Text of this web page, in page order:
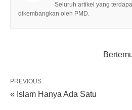
Seluruh artikel yang
dikembangkan oleh PMD.
PREVIOUS
« Islam Hanya Ada Satu